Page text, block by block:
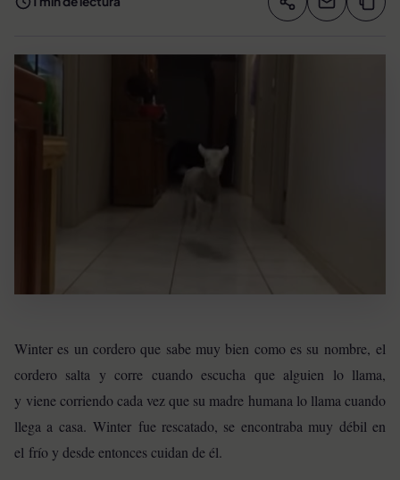
Compartir
Winter es un cordero que sabe muy bien como es su nombre, el
cordero salta y corre cuando escucha que alguien lo llama,
y viene corriendo cada vez que su madre humana lo llama cuando
llega a casa. Winter fue rescatado, se encontraba muy débil en
el frío y desde entonces cuidan de él.